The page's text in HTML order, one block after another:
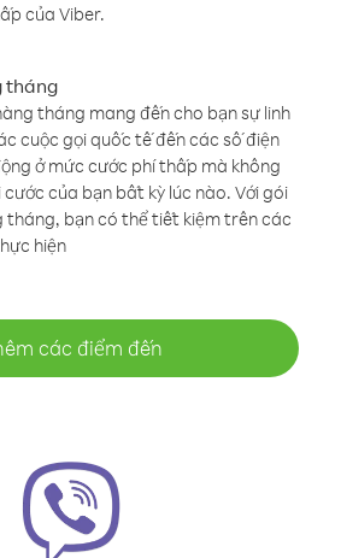
của Viber.
tháng
tháng mang đến cho bạn sự linh
cuộc gọi quốc tế đến các số điện
ở mức cước phí thấp mà không
của bạn bất kỳ lúc nào. Với gói
tháng, bạn có thể tiết kiệm trên các
hiện
các điểm đến